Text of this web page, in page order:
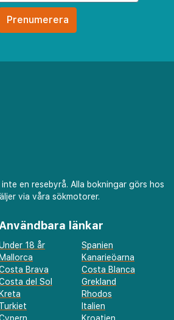
en resebyrå. Alla bokningar görs hos
via våra sökmotorer.
Användbara länkar
18 år
Spanien
Mallorca
Kanarieöarna
Brava
Costa Blanca
del Sol
Grekland
Kreta
Rhodos
Turkiet
Italien